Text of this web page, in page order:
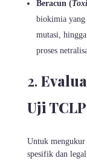
Beracun (
biokimia yang
mutasi,
proses
Uji
Untuk mengukur
spesifik dan